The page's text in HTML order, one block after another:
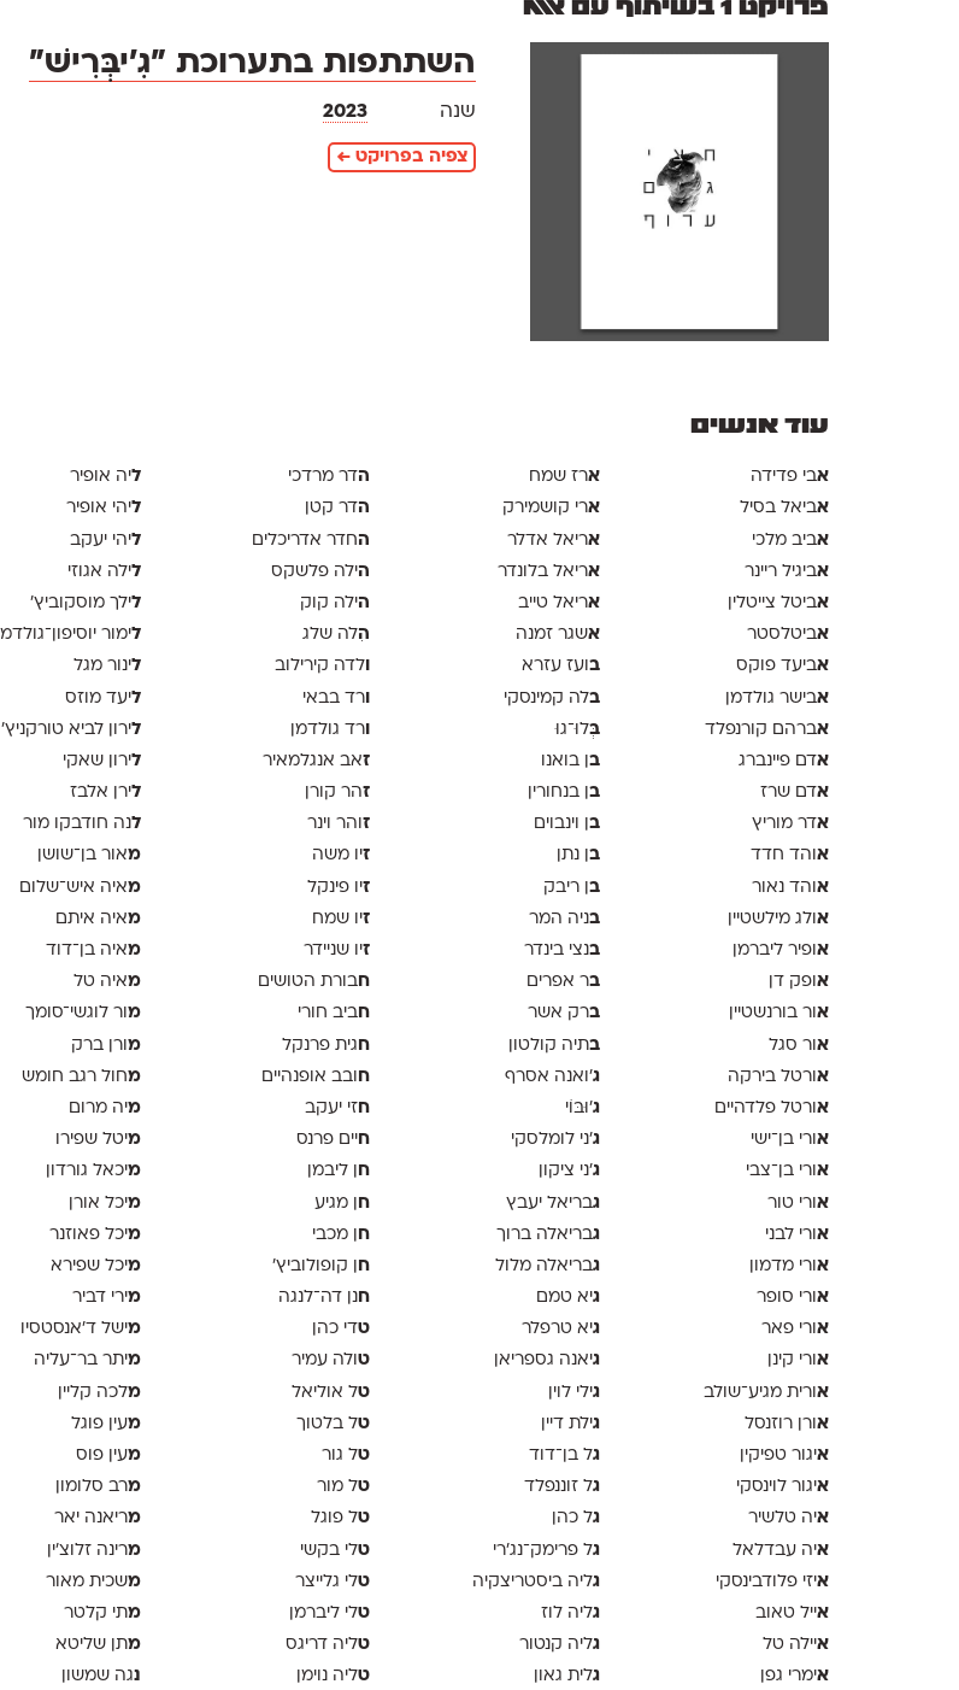
פרויקט 1 בשיתוף עם אאא
השתתפות בתערוכת ״גִ׳יבְּרִישׁ״
שנה 2023
צפיה בפרויקט ←
עוד אנשים
אבי פדידה
אביאל בסיל
אביב מלכי
אביגיל ריינר
אביטל צייטלין
אביטלסטר
אביעד פוקס
אבישר גולדמן
אברהם קורנפלד
אדם פיינברג
אדם שרז
אדר מוריץ
אוהד חדד
אוהד נאור
אולג מילשטיין
אופיר ליברמן
אופק דן
אור בורנשטיין
אור סגל
אורטל בירקה
אורטל פלדהיים
אורי בן־ישי
אורי בן־צבי
אורי טור
אורי לבני
אורי מדמון
אורי סופר
אורי פאר
אורי קינן
אורית מגיע־שולב
אורן רוזנסל
איגור טפיקין
איגור לוינסקי
איה טלשיר
איה עבדלאל
איזי פלודבינסקי
אייל טאוב
איילה טל
אימרי גפן
ארז שמח
ארי קושמירק
אריאל אדלר
אריאל בלונדר
אריאל טייב
אשגר זמנה
ב ועז עזרא
בלה קמינסקי
בְּלוּ־גוּ
ב ן בואנו
ב ן בנחורין
ב ן וינבוים
ב ן נתן
ב ן ריבק
בניה המר
בנצי בינדר
בר אפרים
ברק אשר
בתיה קולטון
ג'ואנה אסרף
ג'וּבּוֹי
ג׳ני לומלסקי
ג׳ני ציקון
גבריאל יעבץ
גבריאלה ברוך
גבריאלה מלול
גיא טמם
גיא טרפלר
גיאנה גספריאן
גילי לוין
גילת דיין
גל בן־דוד
גל זוננפלד
גל כהן
גל פרימק־נג׳רי
גליה ביסטריצקיה
גליה לוז
גליה קנטור
גלית גאון
הדר מרדכי
הדר קטן
החדר אדריכלים
הילה פלשקס
הילה קוק
הִלה שלג
ולדה קירילוב
ורד בבאי
ורד גולדמן
זאב אנגלמאיר
זהר קורן
זוהר וינר
זיו משה
זיו פינקל
זיו שמח
זיו שניידר
חבורת הטושים
חביב חורי
חגית פרנקל
ח ובב אופנהיים
ח זי יעקב
חיים פרנס
ח ן ליבמן
ח ן מגיע
ח ן מכבי
ח ן קופולוביץ'
חנן דה־לנגה
טדי כהן
טולה עמיר
טל אוליאל
טל בלטוך
טל גור
טל מור
טל פוגל
טלי בקשי
טלי גלייצר
טלי ליברמן
טליה דריגס
טליה נוימן
ליה אופיר
ליהי אופיר
ליהי יעקב
לילה אגוזי
לילך מוסקוביץ'
לימור יוסיפון־גולדמן
לינור מגל
ליעד מוזס
לירון לביא טורקניץ׳
לירון שאקי
לירן אלבז
לנה חודבקו מור
מאור בן־שושן
מאיה איש־שלום
מאיה איתם
מאיה בן־דוד
מאיה טל
מ ור לוגשי־סומך
מ ורן ברק
מחול רגב חומש
מיה מרום
מיטל שפירו
מיכאל גורדון
מיכל אורן
מיכל פאוזנר
מיכל שפירא
מירי דביר
מישל ד׳אנסטסיו
מיתר בר־עליה
מלכה קליין
מעין פוגל
מעין פוס
מרב סלומון
מריאנה יאר
מרינה זלוצ׳ין
משכית מאור
מתי קלטר
מתן שליטא
נגה שמשון